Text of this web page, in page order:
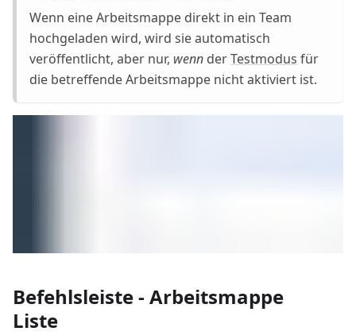
Wenn eine Arbeitsmappe direkt in ein Team
hochgeladen wird, wird sie automatisch
veröffentlicht, aber nur, wenn derTestmodus für
die betreffende Arbeitsmappe nicht aktiviert ist.
Befehlsleiste - Arbeitsmappe
Liste